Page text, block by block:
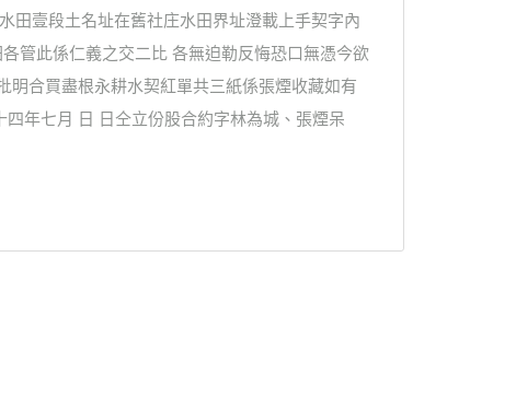
田壹段土名址在舊社庄水田界址澄載上手契字內
管此係仁義之交二比 各無迫勒反悔恐口無憑今欲
明合買盡根永耕水契紅單共三紙係張煙收藏如有
年七月 日 日仝立份股合約字林為城、張煙呆